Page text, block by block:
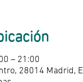
– 21:00
28014 Madrid,